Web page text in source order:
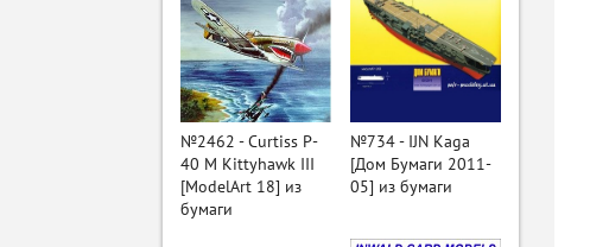
№2462 - Curtiss P-
40 M Kittyhawk III
[ModelArt 18] из
бумаги
№734 - IJN Kaga
[Дом Бумаги 2011-
05] из бумаги